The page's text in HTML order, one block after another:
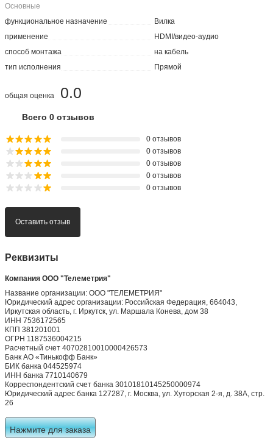
Основные
функциональное назначение
Вилка
применение
HDMI/видео-аудио
способ монтажа
на кабель
тип исполнения
Прямой
0.0
общая оценка
Всего 0 отзывов
0 отзывов
0 отзывов
0 отзывов
0 отзывов
0 отзывов
Оставить отзыв
Реквизиты
Компания ООО "Телеметрия"
Название организации: ООО "ТЕЛЕМЕТРИЯ"
Юридический адрес организации: Российская Федерация, 664043,
Иркутская область, г. Иркутск, ул. Маршала Конева, дом 38
ИНН 7536172565
КПП 381201001
ОГРН 1187536004215
Расчетный счет 40702810010000426573
Банк АО «Тинькофф Банк»
БИК банка 044525974
ИНН банка 7710140679
Корреспондентский счет банка 30101810145250000974
Юридический адрес банка 127287, г. Москва, ул. Хуторская 2-я, д. 38А, стр.
26
Нажмите для заказа